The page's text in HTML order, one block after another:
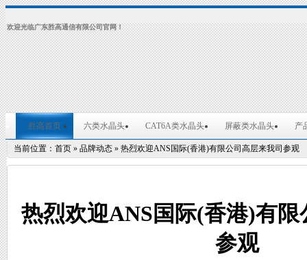
欢迎光临广东胜高通信有限公司官网！
胜高首页 六类水晶头 CAT6A类水晶头 屏蔽类水晶头 产
当前位置： 首页 » 品牌动态 » 热烈欢迎ANS国际(香港)有限公司高层来我司参观
热烈欢迎ANS国际(香港)有
参观